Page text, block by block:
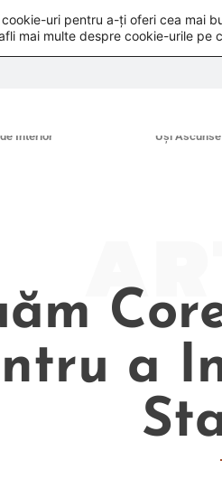
Interior Uși Ascunse
a
cookie-uri pentru a-ți oferi cea mai
mai multe despre cookie-urile pe